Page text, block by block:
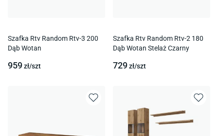
Szafka Rtv Random Rtv-3 200
Dąb Wotan
959zł/szt
Szafka Rtv Random Rtv-2 180
Dąb Wotan Stelaż Czarny
729zł/szt